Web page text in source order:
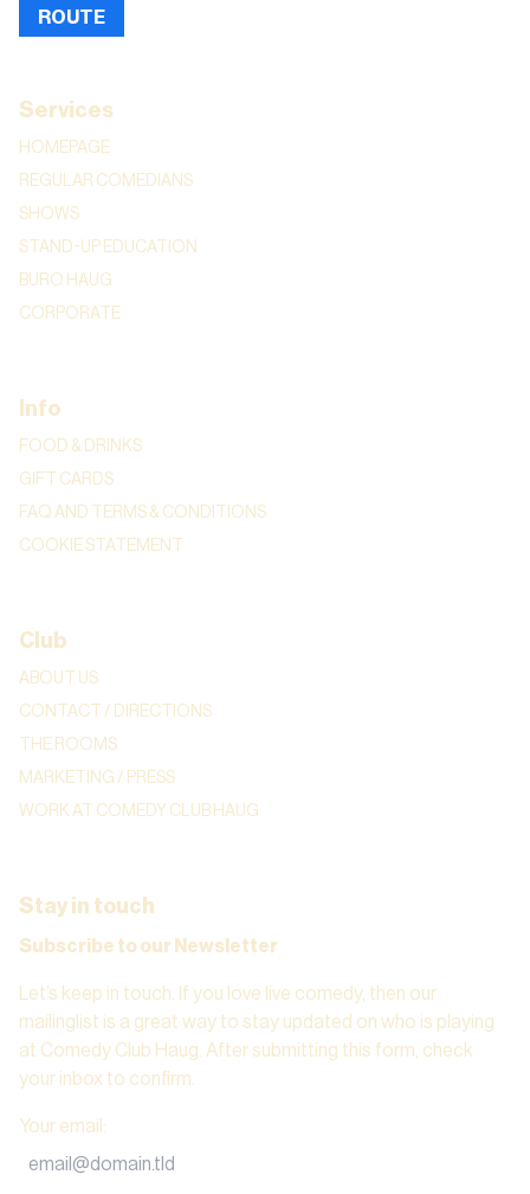
ROUTE
Services
HOMEPAGE
REGULAR COMEDIANS
SHOWS
STAND-UP EDUCATION
BURO HAUG
CORPORATE
Info
FOOD & DRINKS
GIFT CARDS
FAQ AND TERMS & CONDITIONS
COOKIE STATEMENT
Club
ABOUT US
CONTACT / DIRECTIONS
THE ROOMS
MARKETING / PRESS
WORK AT COMEDY CLUB HAUG
Stay in touch
Subscribe to our Newsletter
Let’s keep in touch. If you love live comedy, then our
mailinglist is a great way to stay updated on who is playing
at Comedy Club Haug. After submitting this form, check
your inbox to confirm.
Your email :